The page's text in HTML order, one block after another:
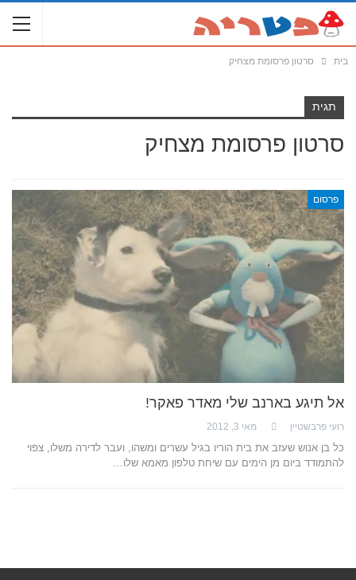
בית סרטון פרסומת מצחיק
תגית
סרטון פרסומת מצחיק
פרסום
אל תיגע בארנב שלי מאדר פאקר!
רועי פרבשטיין מאי 3, 2012
כל בן אנוש שעזב את בית הוריו בגיל עשרים ומשהו, ועבר לדירה משלו, צפוי
להתמודד ביום מן הימים עם שיחת טלפון מאמא שלו…